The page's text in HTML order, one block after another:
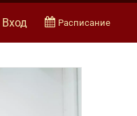
Вход Расписание